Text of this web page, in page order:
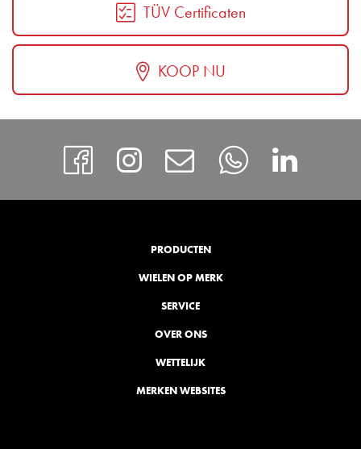
TÜV Certificaten
KOOP NU
https://
Instagram
Contact
PRODUCTEN
WIELEN OP MERK
SERVICE
OVER ONS
WETTELIJK
MERKEN WEBSITES